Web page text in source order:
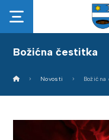
Božićna čestitka
Novosti